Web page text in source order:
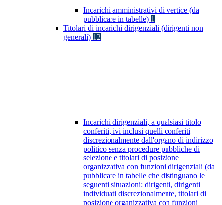
Incarichi amministrativi di vertice (da
pubblicare in tabelle) 1
Titolari di incarichi dirigenziali (dirigenti non
generali) 12
Incarichi dirigenziali, a qualsiasi titolo
conferiti, ivi inclusi quelli conferiti
discrezionalmente dall'organo di indirizzo
politico senza procedure pubbliche di
selezione e titolari di posizione
organizzativa con funzioni dirigenziali (da
pubblicare in tabelle che distinguano le
seguenti situazioni: dirigenti, dirigenti
individuati discrezionalmente, titolari di
posizione organizzativa con funzioni